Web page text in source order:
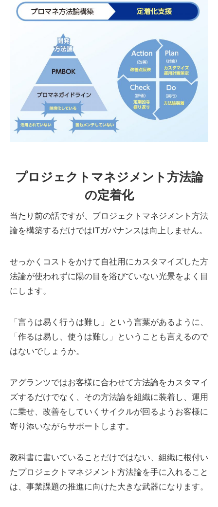
プロジェクトマネジメント方法論
の定着化
当たり前の話ですが、プロジェクトマネジメント方法
論を構築するだけではITガバナンスは向上しません。
せっかくコストをかけて自社用にカスタマイズした方
法論が使われずに陽の目を浴びていない光景をよく目
にします。
「言うは易く行うは難し」という言葉があるように、
「作るは易し、使うは難し」ということも言えるので
はないでしょうか。
アグランツではお客様に合わせて方法論をカスタマイ
ズするだけでなく、その方法論を組織に装着し、運用
に乗せ、改善をしていくサイクルが回るようお客様に
寄り添いながらサポートします。
教科書に書いていることだけではない、組織に根付い
たプロジェクトマネジメント方法論を手に入れること
は、事業課題の推進に向けた大きな武器になります。